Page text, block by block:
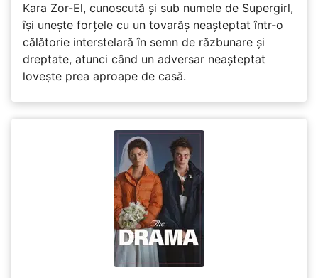
Kara Zor-El, cunoscută și sub numele de Supergirl,
își unește forțele cu un tovarăș neașteptat într-o
călătorie interstelară în semn de răzbunare și
dreptate, atunci când un adversar neașteptat
lovește prea aproape de casă.